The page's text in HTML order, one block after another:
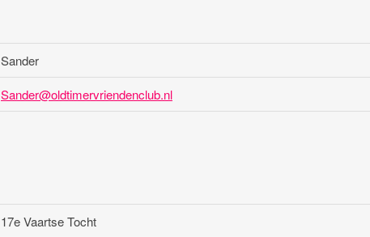
Sander
Sander@oldtimervriendenclub.nl
17e Vaartse Tocht